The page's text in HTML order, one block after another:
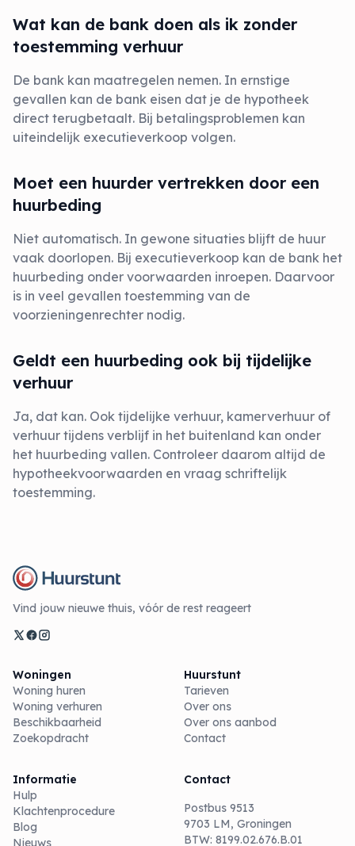
Wat kan de bank doen als ik zonder
toestemming verhuur
De bank kan maatregelen nemen. In ernstige
gevallen kan de bank eisen dat je de hypotheek
direct terugbetaalt. Bij betalingsproblemen kan
uiteindelijk executieverkoop volgen.
Moet een huurder vertrekken door een
huurbeding
Niet automatisch. In gewone situaties blijft de huur
vaak doorlopen. Bij executieverkoop kan de bank het
huurbeding onder voorwaarden inroepen. Daarvoor
is in veel gevallen toestemming van de
voorzieningenrechter nodig.
Geldt een huurbeding ook bij tijdelijke
verhuur
Ja, dat kan. Ook tijdelijke verhuur, kamerverhuur of
verhuur tijdens verblijf in het buitenland kan onder
het huurbeding vallen. Controleer daarom altijd de
hypotheekvoorwaarden en vraag schriftelijk
toestemming.
Vind jouw nieuwe thuis, vóór de rest reageert
Woningen
Woning huren
Woning verhuren
Beschikbaarheid
Zoekopdracht
Huurstunt
Tarieven
Over ons
Over ons aanbod
Contact
Informatie
Hulp
Klachtenprocedure
Blog
Nieuws
Contact
Postbus 9513
9703 LM, Groningen
BTW: 8199.02.676.B.01